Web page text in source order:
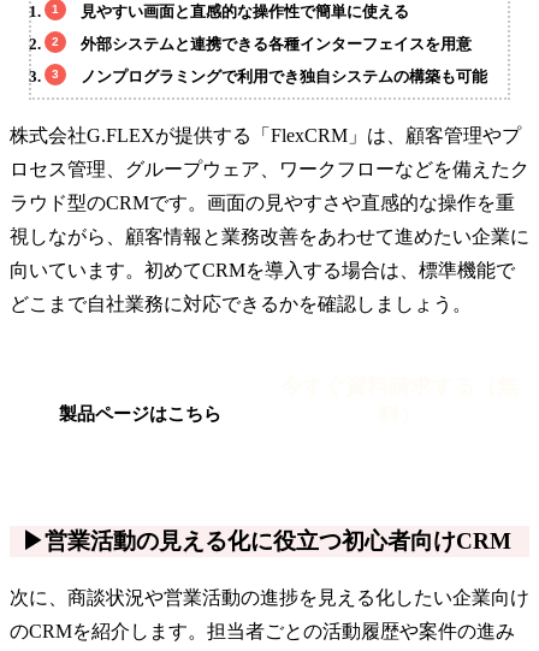
見やすい画面と直感的な操作性で簡単に使える
外部システムと連携できる各種インターフェイスを用意
ノンプログラミングで利用でき独自システムの構築も可能
株式会社G.FLEXが提供する「FlexCRM」は、顧客管理やプ
ロセス管理、グループウェア、ワークフローなどを備えたク
ラウド型のCRMです。画面の見やすさや直感的な操作を重
視しながら、顧客情報と業務改善をあわせて進めたい企業に
向いています。初めてCRMを導入する場合は、標準機能で
どこまで自社業務に対応できるかを確認しましょう。
製品ページはこちら
▶営業活動の見える化に役立つ初心者向けCRM
次に、商談状況や営業活動の進捗を見える化したい企業向け
のCRMを紹介します。担当者ごとの活動履歴や案件の進み